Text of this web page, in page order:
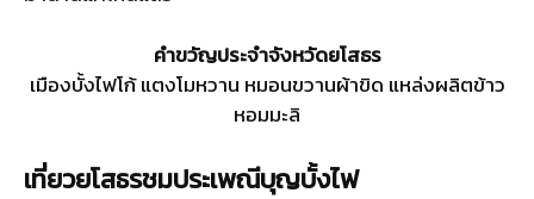
คําขวัญประจําจังหวัดยโสธร
เมืองบั้งไฟโก้ แตงโมหวาน หมอนขวานผ้าขิด แหล่งผลิตข้าว
หอมมะลิ
เที่ยวยโสธรชมประเพณีบุญบั้งไฟ